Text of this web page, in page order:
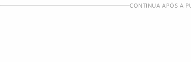
CONTINUA APÓS A